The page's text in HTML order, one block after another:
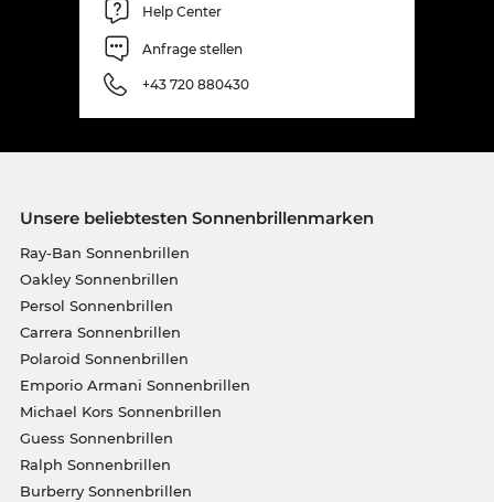
Help Center
Anfrage stellen
+43 720 880430
Unsere beliebtesten Sonnenbrillenmarken
Ray-Ban Sonnenbrillen
Oakley Sonnenbrillen
Persol Sonnenbrillen
Carrera Sonnenbrillen
Polaroid Sonnenbrillen
Emporio Armani Sonnenbrillen
Michael Kors Sonnenbrillen
Guess Sonnenbrillen
Ralph Sonnenbrillen
Burberry Sonnenbrillen